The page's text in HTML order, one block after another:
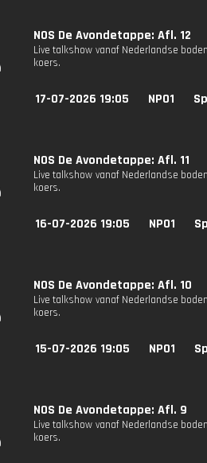
NOS De Avondetappe: Afl. 12
Live talkshow vanaf Nederlandse
koers.
17-07-2026 19:05 NPO1
NOS De Avondetappe: Afl. 11
Live talkshow vanaf Nederlandse
koers.
16-07-2026 19:05 NPO1
NOS De Avondetappe: Afl. 10
Live talkshow vanaf Nederlandse
koers.
15-07-2026 19:05 NPO1
NOS De Avondetappe: Afl. 9
Live talkshow vanaf Nederlandse
koers.